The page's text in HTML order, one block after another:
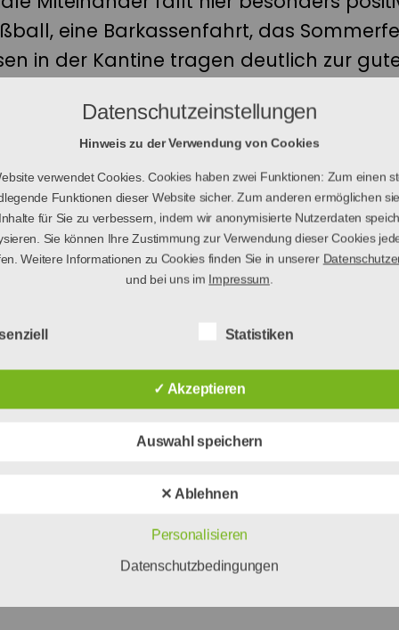
eine Barkassenfahrt, das
in der Kantine tragen deutlich zur
wie unterschiedlich die Arbeitsweisen
Das zeigt mir, dass es viele Wege gibt,
viel lernen kann, wenn man
das zweite Jahr und bin gespannt,
in meiner nächsten Station,
lassen.
Unsere
Hotspots in
Datenschutzeinstellungen
Hinweis zu der Verwendung von Cookies
verwendet Cookies. Cookies haben zwei Funktionen: Zum einen
Funktionen dieser Website sicher. Zum anderen ermöglichen
für Sie zu verbessern, indem wir anonymisierte Nutzerdaten
Sie können Ihre Zustimmung zur Verwendung dieser Cookies
Weitere Informationen zu Cookies finden Sie in unserer
und bei uns im Impressum
Statistiken
✓ Akzeptieren
Auswahl speichern
✕ Ablehnen
Personalisieren
Datenschutzbedingungen